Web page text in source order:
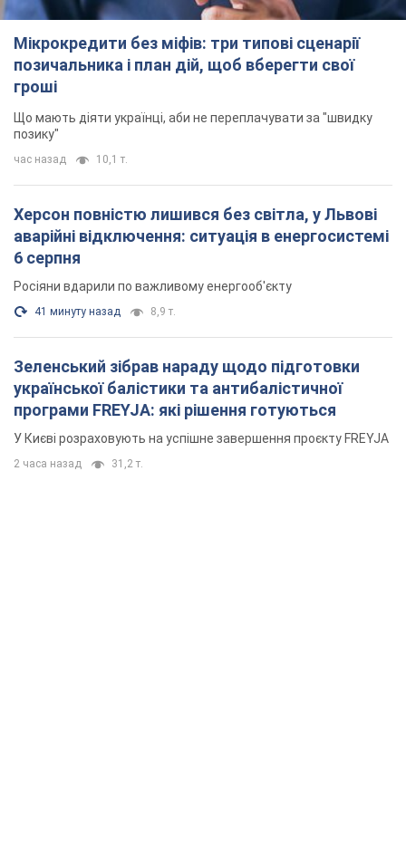
Мікрокредити без міфів: три типові сценарії
позичальника і план дій, щоб вберегти свої
гроші
Що мають діяти українці, аби не переплачувати за "швидку
позику"
час назад 10,1 т.
Херсон повністю лишився без світла, у Львові
аварійні відключення: ситуація в енергосистемі
6 серпня
Росіяни вдарили по важливому енергооб'єкту
41 минуту назад 8,9 т.
Зеленський зібрав нараду щодо підготовки
української балістики та антибалістичної
програми FREYJA: які рішення готуються
У Києві розраховують на успішне завершення проєкту FREYJA
2 часа назад 31,2 т.